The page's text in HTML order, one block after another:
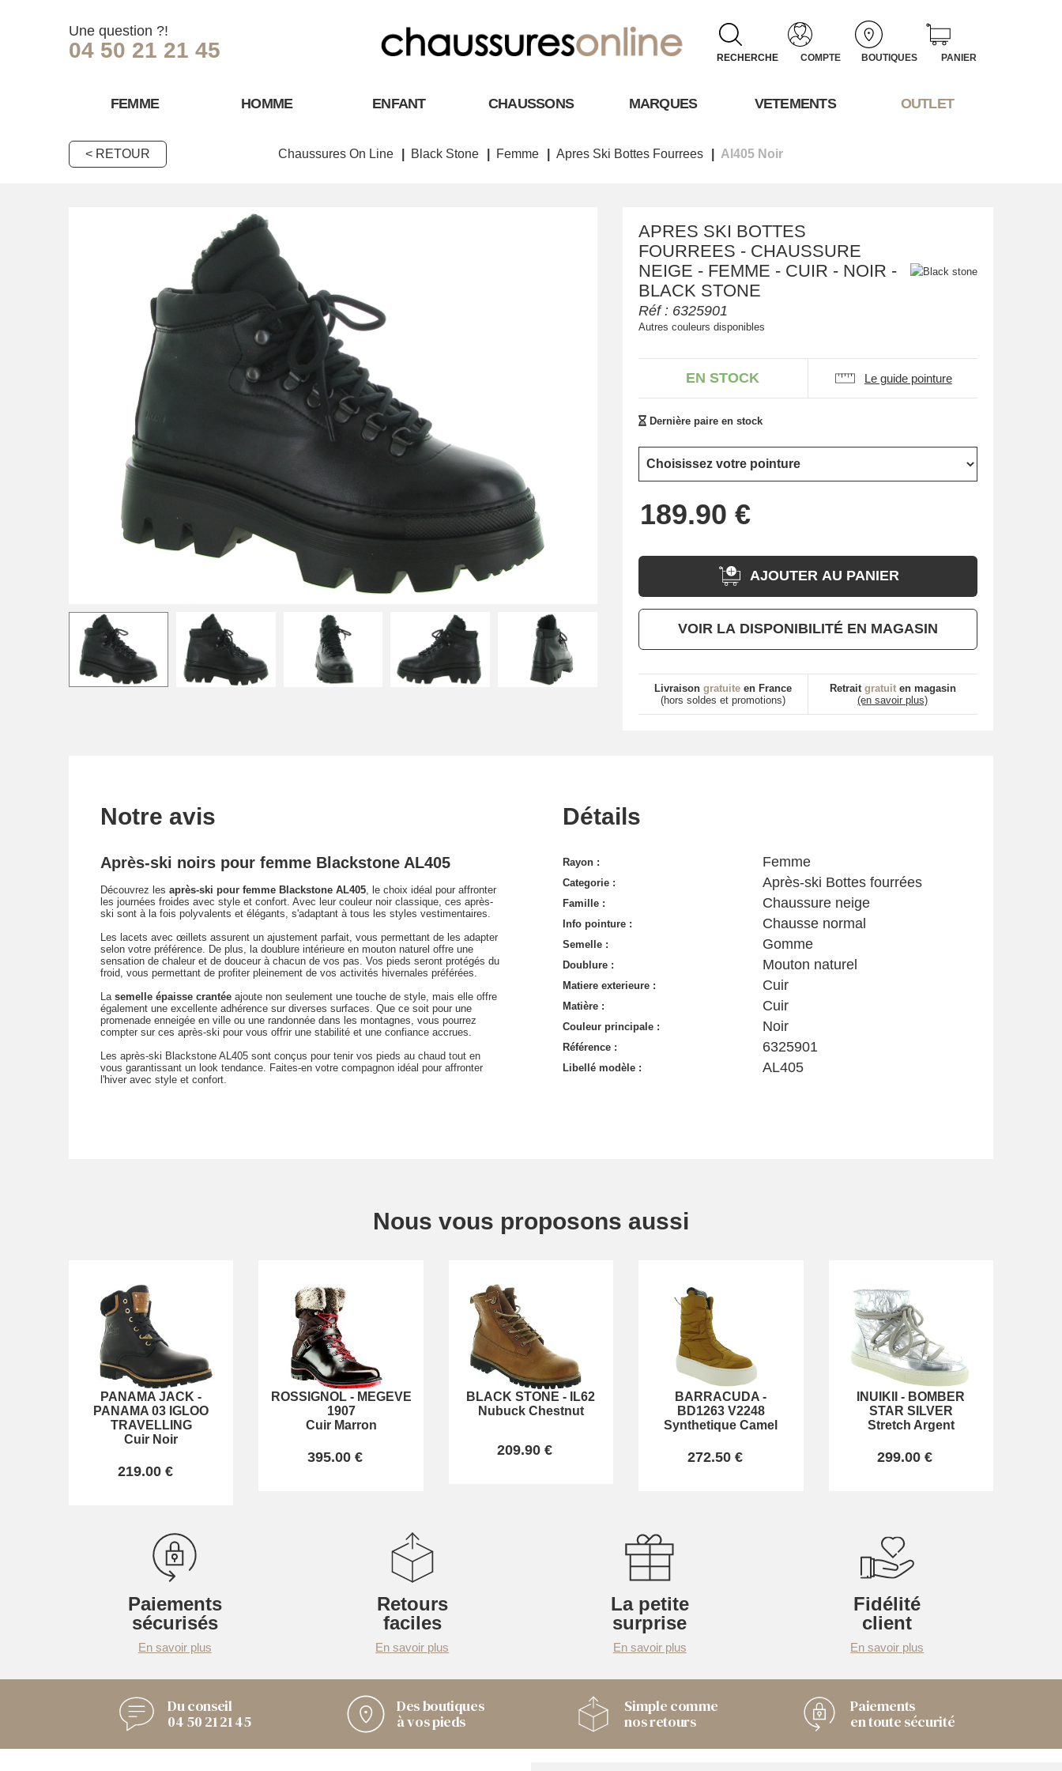
Une question ?!
04 50 21 21 45 RECHERCHE COMPTE BOUTIQUES PANIER
FEMME HOMME ENFANT CHAUSSONS MARQUES VETEMENTS OUTLET
< RETOUR Chaussures On Line Black Stone Femme Apres Ski Bottes Fourrees Al405 Noir
APRES SKI BOTTES
FOURREES - CHAUSSURE
NEIGE - FEMME - CUIR - NOIR -
BLACK STONE
Réf : 6325901
Autres couleurs disponibles
EN STOCK Le guide pointure
Dernière paire en stock
AJOUTER AU PANIER
VOIR LA DISPONIBILITÉ EN MAGASIN
Livraison gratuiteen France
(hors soldes et promotions)
Retrait gratuiten magasin
(en savoir plus)
Notre avis
Après-ski noirs pour femme Blackstone AL405
Découvrez les après-ski pour femme Blackstone AL405 , le choix idéal pour affronter
les journées froides avec style et confort. Avec leur couleur noir classique, ces après-
ski sont à la fois polyvalents et élégants, s'adaptant à tous les styles vestimentaires.
Les lacets avec œillets assurent un ajustement parfait, vous permettant de les adapter
selon votre préférence. De plus, la doublure intérieure en mouton naturel offre une
sensation de chaleur et de douceur à chacun de vos pas. Vos pieds seront protégés du
froid, vous permettant de profiter pleinement de vos activités hivernales préférées.
La semelle épaisse crantée ajoute non seulement une touche de style, mais elle offre
également une excellente adhérence sur diverses surfaces. Que ce soit pour une
promenade enneigée en ville ou une randonnée dans les montagnes, vous pourrez
compter sur ces après-ski pour vous offrir une stabilité et une confiance accrues.
Les après-ski Blackstone AL405 sont conçus pour tenir vos pieds au chaud tout en
vous garantissant un look tendance. Faites-en votre compagnon idéal pour affronter
l'hiver avec style et confort.
Détails
Rayon : Femme
Categorie : Après-ski Bottes fourrées
Famille : Chaussure neige
Info pointure : Chausse normal
Semelle : Gomme
Doublure : Mouton naturel
Matiere exterieure : Cuir
Matière : Cuir
Couleur principale : Noir
Référence : 6325901
Libellé modèle : AL405
Nous vous proposons aussi
PANAMA JACK -
PANAMA 03 IGLOO
TRAVELLING
Cuir Noir
219.00 €
ROSSIGNOL- MEGEVE
1907
Cuir Marron
395.00 €
BLACK STONE -
IL62
Nubuck Chestnut
209.90 €
BARRACUDA -
BD1263 V2248
Synthetique Camel
272.50 €
INUIKII - BOMBER
STAR SILVER
Stretch Argent
299.00 €
Paiements
sécurisés
En savoir plus
Retours
faciles
En savoir plus
La petite
surprise
En savoir plus
Fidélité
client
En savoir plus
Du conseil
04 50 21 21 45
Des boutiques
à vos pieds
Simple comme
nos retours
Paiements
en toute sécurité